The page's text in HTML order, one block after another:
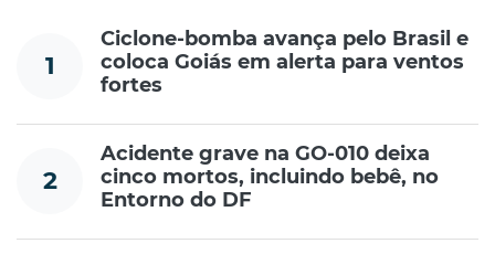
1
Ciclone-bomba avança pelo Brasil e
coloca Goiás em alerta para ventos
fortes
2
Acidente grave na GO-010 deixa
cinco mortos, incluindo bebê, no
Entorno do DF